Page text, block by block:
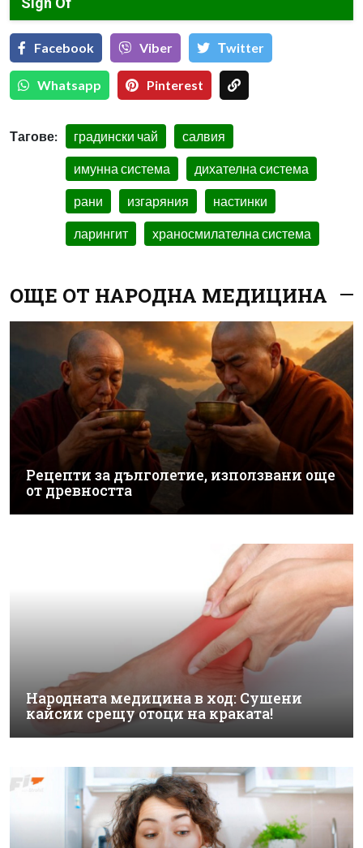
Facebook Viber Тwitter
Whatsapp Pinterest
Тагове: градински чай салвия
имунна система дихателна система
рани изгаряния настинки
ларингит храносмилателна система
ОЩЕ ОТ НАРОДНА МЕДИЦИНА
Рецепти за дълголетие, използвани още
от древността
Народната медицина в ход: Сушени
кайсии срещу отоци на краката!